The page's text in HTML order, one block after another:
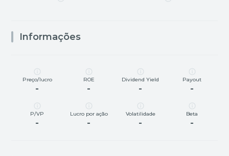
Informações
Preço/lucro
-
ROE
-
Dividend Yield
-
Payout
-
P/VP
-
Lucro por ação
-
Volatilidade
-
Beta
-